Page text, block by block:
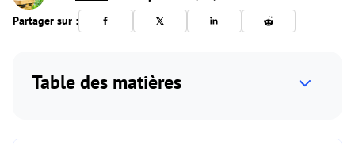
Partager sur :
Table des matières